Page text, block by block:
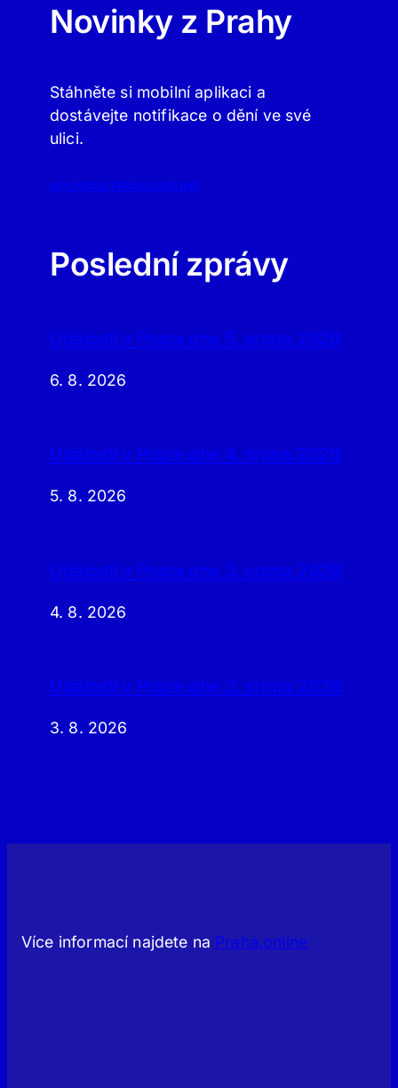
Novinky z Prahy
Stáhněte si mobilní aplikaci a
dostávejte notifikace o dění ve své
ulici.
APLIKACE PRAHA.ONLINE
Poslední zprávy
Události v Praze dne 5. srpna 2026
6. 8. 2026
Události v Praze dne 4. srpna 2026
5. 8. 2026
Události v Praze dne 3. srpna 2026
4. 8. 2026
Události v Praze dne 2. srpna 2026
3. 8. 2026
Více informací najdete na Praha.online